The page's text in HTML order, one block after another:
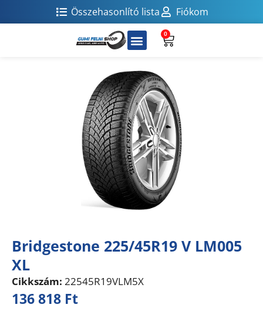
Összehasonlító lista Fiókom
0
Bridgestone 225/45R19 V LM005
XL
Cikkszám: 22545R19VLM5X
136 818 Ft